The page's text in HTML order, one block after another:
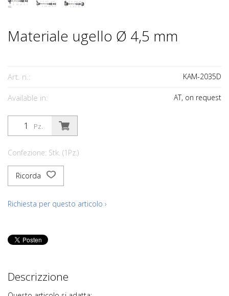
Materiale ugello Ø 4,5 mm
Art. n.: KAM-2035D
Available in: AT, on request
Pz.
Confezione: Stk. (1Pz.)
Ricorda
Richiesta per questo articolo ›
Descrizzione